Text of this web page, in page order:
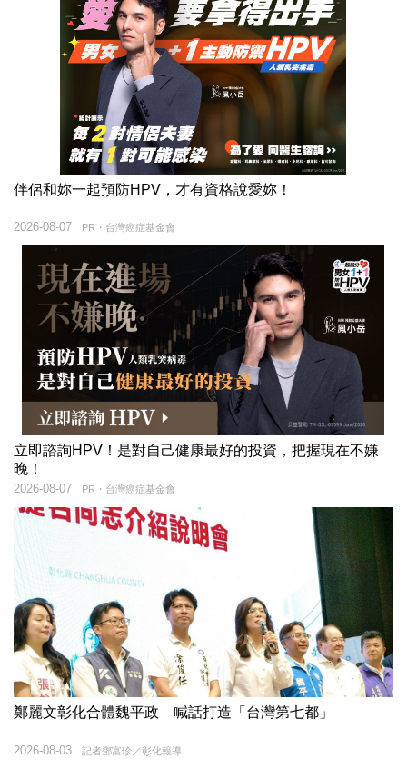
伴侶和妳一起預防HPV，才有資格說愛妳！
PR・台灣癌症基金會
2026-08-07
立即諮詢HPV！是對自己健康最好的投資，把握現在不嫌
晚！
PR・台灣癌症基金會
2026-08-07
鄭麗文彰化合體魏平政 喊話打造「台灣第七都」
記者鄧富珍／彰化報導
2026-08-03